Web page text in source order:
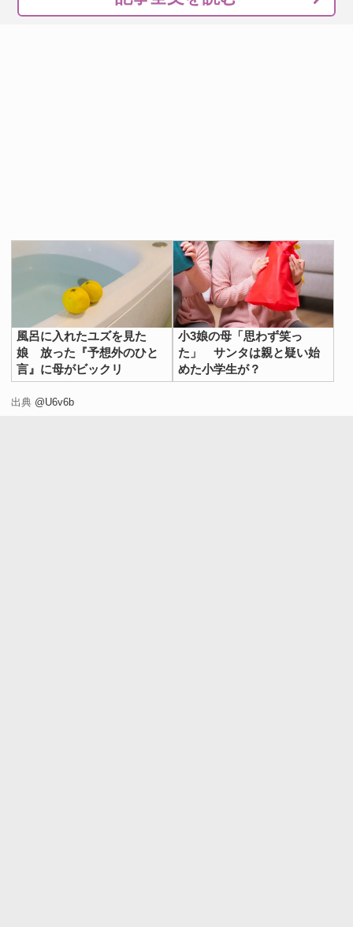
風呂に入れたユズを見た
娘 放った『予想外のひと
言』に母がビックリ
小3娘の母「思わず笑っ
た」 サンタは親と疑い始
めた小学生が？
出典 @U6v6b